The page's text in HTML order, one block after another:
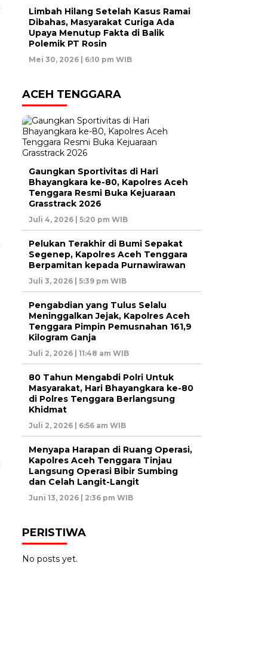
Limbah Hilang Setelah Kasus Ramai
Dibahas, Masyarakat Curiga Ada
Upaya Menutup Fakta di Balik
Polemik PT Rosin
Mei 30, 2026 | 6:10 pm WIB
ACEH TENGGARA
Gaungkan Sportivitas di Hari
Bhayangkara ke-80, Kapolres Aceh
Tenggara Resmi Buka Kejuaraan
Grasstrack 2026
Juli 4, 2026 | 5:20 pm WIB
Pelukan Terakhir di Bumi Sepakat
Segenep, Kapolres Aceh Tenggara
Berpamitan kepada Purnawirawan
Juli 3, 2026 | 5:39 pm WIB
Pengabdian yang Tulus Selalu
Meninggalkan Jejak, Kapolres Aceh
Tenggara Pimpin Pemusnahan 161,9
Kilogram Ganja
Juli 2, 2026 | 11:48 am WIB
80 Tahun Mengabdi Polri Untuk
Masyarakat, Hari Bhayangkara ke-80
di Polres Tenggara Berlangsung
Khidmat
Juli 2, 2026 | 6:56 am WIB
Menyapa Harapan di Ruang Operasi,
Kapolres Aceh Tenggara Tinjau
Langsung Operasi Bibir Sumbing
dan Celah Langit-Langit
Juni 13, 2026 | 2:36 pm WIB
PERISTIWA
No posts yet.